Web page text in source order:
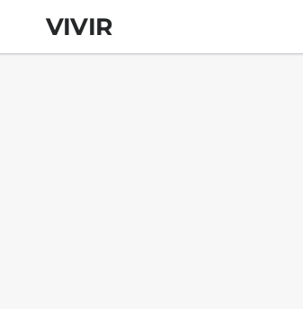
VIVIR